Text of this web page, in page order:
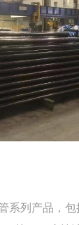
系列产品，